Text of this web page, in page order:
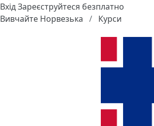
ВхідЗареєструйтеся безплатно
Вивчайте Норвезька
Курси